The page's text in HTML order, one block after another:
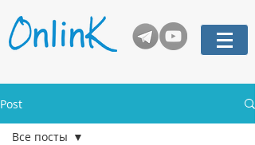
Post
Все посты